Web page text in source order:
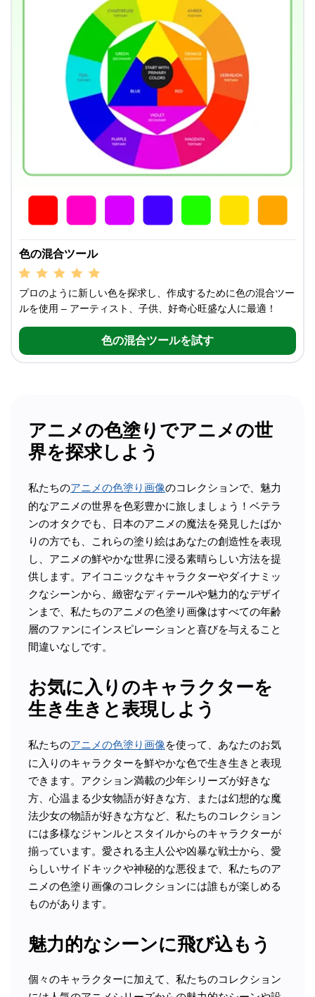
色の混合ツール
プロのように新しい色を探求し、作成するために色の混合ツー
ルを使用 – アーティスト、子供、好奇心旺盛な人に最適！
色の混合ツールを試す
アニメの色塗りでアニメの世
界を探求しよう
私たちのアニメの色塗り画像のコレクションで、魅力
的なアニメの世界を色彩豊かに旅しましょう！ベテラ
ンのオタクでも、日本のアニメの魔法を発見したばか
りの方でも、これらの塗り絵はあなたの創造性を表現
し、アニメの鮮やかな世界に浸る素晴らしい方法を提
供します。アイコニックなキャラクターやダイナミッ
クなシーンから、緻密なディテールや魅力的なデザイ
ンまで、私たちのアニメの色塗り画像はすべての年齢
層のファンにインスピレーションと喜びを与えること
間違いなしです。
お気に入りのキャラクターを
生き生きと表現しよう
私たちのアニメの色塗り画像を使って、あなたのお気
に入りのキャラクターを鮮やかな色で生き生きと表現
できます。アクション満載の少年シリーズが好きな
方、心温まる少女物語が好きな方、または幻想的な魔
法少女の物語が好きな方など、私たちのコレクション
には多様なジャンルとスタイルからのキャラクターが
揃っています。愛される主人公や凶暴な戦士から、愛
らしいサイドキックや神秘的な悪役まで、私たちのア
ニメの色塗り画像のコレクションには誰もが楽しめる
ものがあります。
魅力的なシーンに飛び込もう
個々のキャラクターに加えて、私たちのコレクション